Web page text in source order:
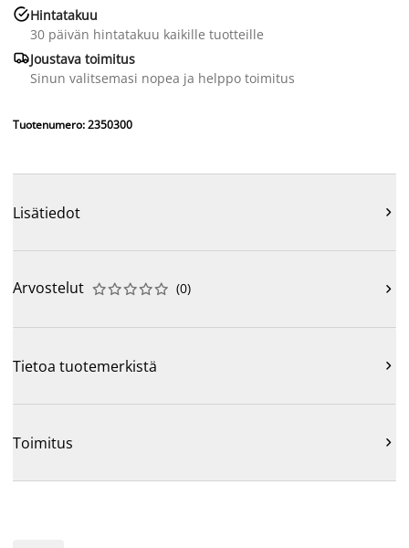
Hintatakuu
30 päivän hintatakuu kaikille tuotteille
Joustava toimitus
Sinun valitsemasi nopea ja helppo toimitus
Tuotenumero: 2350300
Lisätiedot 
Arvostelut 




 (0) 
Tietoa tuotemerkistä 
Toimitus 